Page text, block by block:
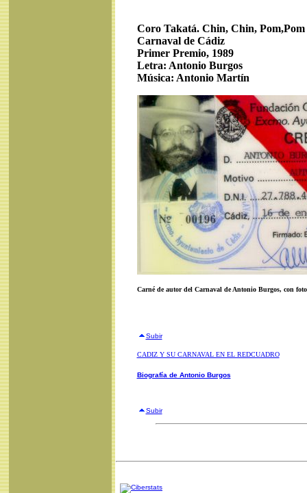
Coro Takatá. Chin, Chin, Pom,Pom
Carnaval de Cádiz
Primer Premio, 1989
Letra: Antonio Burgos
Música: Antonio Martín
Carné de autor del Carnaval de Antonio Burgos, con
Subir
CADIZ Y SU CARNAVAL EN EL REDCUADRO
Biografía de Antonio Burgos
Subir